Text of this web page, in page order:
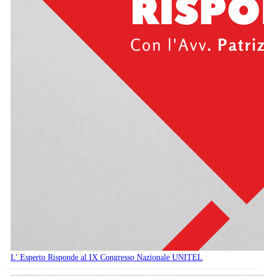
L' Esperto Risponde al IX Congresso Nazionale UNITEL